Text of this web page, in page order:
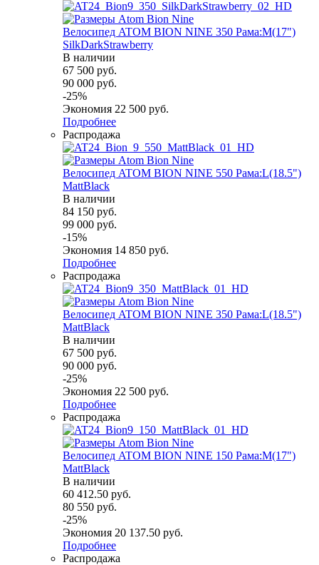
Велосипед ATOM BION NINE 350 Рама:M(17")
SilkDarkStrawberry
В наличии
67 500 руб.
90 000 руб.
-25%
Экономия 22 500 руб.
Подробнее
Распродажа
Велосипед ATOM BION NINE 550 Рама:L(18.5")
MattBlack
В наличии
84 150 руб.
99 000 руб.
-15%
Экономия 14 850 руб.
Подробнее
Распродажа
Велосипед ATOM BION NINE 350 Рама:L(18.5")
MattBlack
В наличии
67 500 руб.
90 000 руб.
-25%
Экономия 22 500 руб.
Подробнее
Распродажа
Велосипед ATOM BION NINE 150 Рама:M(17")
MattBlack
В наличии
60 412.50 руб.
80 550 руб.
-25%
Экономия 20 137.50 руб.
Подробнее
Распродажа